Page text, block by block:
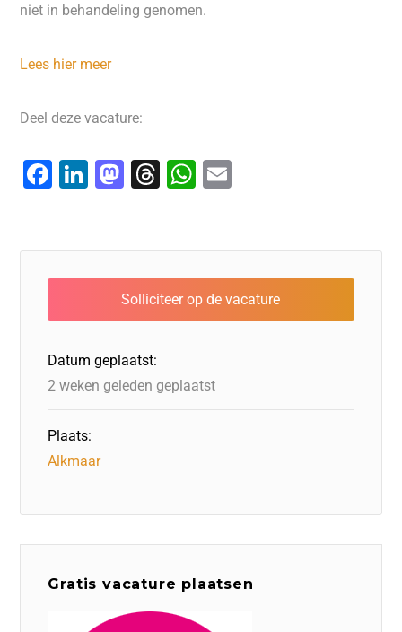
niet in behandeling genomen.
Lees hier meer
Deel deze vacature:
F
e
b
o
o
k
Li
e
dI
n
M
o
d
o
n
T
a
d
s
W
s
A
p
l
Datum geplaatst:
2 weken geleden geplaatst
Plaats:
Alkmaar
Gratis vacature plaatsen